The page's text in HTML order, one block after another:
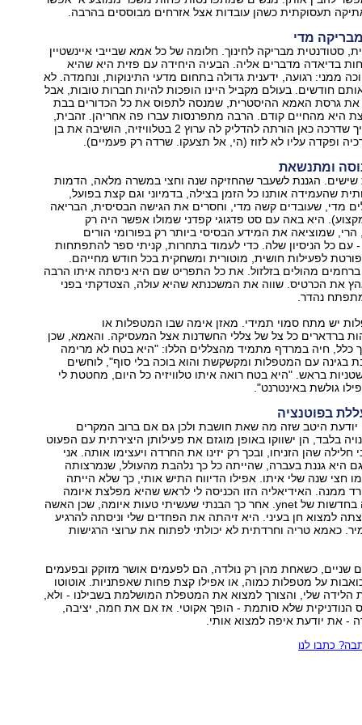
תעסוקתית כשהן עובדות אצל אזרחים מבוססים בהרבה.
מדי
סטודנטית מבריקה לחינוך. חלומה של כל אמא שבייבי איינשטיין
בדיאדה מדברים אליה. הבעיה היחידה עם פזית היא שהיא
ממני: רגועה, ידענית גדולה בתחום מדעי התינוקות, ונחמדה. לא
חודשים. בעולם מקביל היינו הופכות להיות חברות טובות, אבל
את גרסת האמא ההיסטרית, שמנסה לתפוס את כל הכדורים בבת
היא מהחיים קודם. הרבה מתפרנסות עברו פה אחריהן. זהבית,
בת השישים, שאיך שדרכה כאן הורתה להדליק לה ערוץ 2 בטלוויזיה, הושיבה את בן
ופקדה עליו לא לזוז (הי, אל תצעקו. שרדה רק פעמיים).
ומתנשאת
שישים. הגננת לשעבר שהחזיקה שנה וחצי במשרה מלאה, הדמות
שהעמידה אותנו כל הזמן בצילה, בדמיוני וגם קצת בפועל,
מדי, שעובדים קשה מדי, וחסרים את הגישה הבסיסית, הבריאה
במקצוע). היא באה עם סט פדגוגי קפדני שמולו אפשר היה רק
שמוציאה את המידע הבסיסי ביותר רק בפורומי הורים
עם כל הניסיון שלה. כדי לעמוד בתחרות, קניתי ספר להתפתחות
לפעילות חושית, מוטורית ומשחקית בכל חודש מחייהם.
ברחמים מהולים בזלזול. את כל התפריט שם היא ניסתה איתו הרבה
את הכרטיס. שווה את המשכנתא שהיא עולה, הצטדקתי בפני
נהדר.
יש מתח סמוי תמידי. מאזן אימה שבו המטפלות או
ברדארים כל צל של צללי החשדנות אצל המעסיקה. והאמא, שכן
כלל, חיה במרדף מתמיד מהצללים הללו: "היא בטח לא מרימה
בגינה עם המטפלות ומקשקשת והוא בוכה בלי סוף", לוחשים
בראש. "היא בטח רואה איתו טלוויזיה כל היום, מחטטת לי
גולשת באינטרנט".
בפוטנציה
היטב שזה מה שאת חושבת ולכן גם אם ברוב המקרים
בלבד, הן ישווקו באופן מוגזם את פעילותן היצירתית עם הפעוט
שהן הזניחו, ובכך רק יזינו את החרדה ויעצימו אותה. אני
היא גננת בעברה, שהייתה כל כך נלהבת מהעולל, שנמרצותה
חצי שנה שלי איתו. אפילו הדיווח התיש אותי, כך שלא הייתה
ממנה. האידיאליה הזו הכניסה לי לראש שהיא מפלצת איומה
שעוד יקראו עליה בחדשות של ynet. אחר כך הבנתי שעשיתי טעות איומה, שכן האשה
למצוא חן בעיני. היא זיהתה את הפחדים שלי וניסתה להרגיע
כאמא טריה וחרדתית לא יכולתי לפתוח את ערוצי הרגישות
שניים, כשאחת מהן רק נולדה, הם לפעמים אושר מזוקק ובפעמים
על מטפלות כמוה, או אפילו קצת פחות שאפתניות. אוטוטו
שלי, והצורך למצוא את המטפלת המושלמת בשבילנו - ולא,
הנודניקית שלא סותמת - הופך אקוטי. אז אם את חמה, יציבה,
- את יודעת איפה למצוא אותי.
כתבו לנו